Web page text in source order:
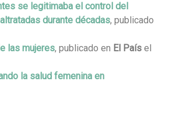
se legitimaba el control del
durante décadas, publicado
las mujeres, publicado en El País el
la salud femenina en